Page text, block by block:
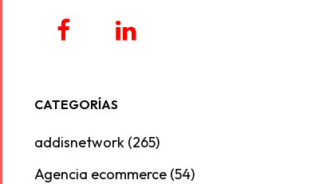
CATEGORÍAS
addisnetwork (265)
Agencia ecommerce (54)